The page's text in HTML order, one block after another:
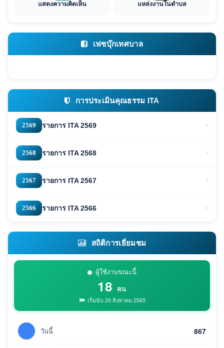
แสดงความคิดเห็น แหล่งงานในตำบล
เฟซบุ๊กเทศบาล
การประเมินคุณธรรม ITA
2569 รายการ ITA 2569
2568 รายการ ITA 2568
2567 รายการ ITA 2567
2566 รายการ ITA 2566
สถิติการเยี่ยมชม
ผู้ใช้งานขณะนี้
18 คน
เริ่มนับ 20 สิงหาคม 2565
วันนี้ 867